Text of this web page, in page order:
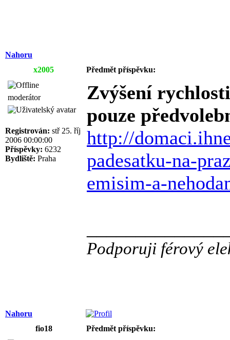
Nahoru
x2005
Předmět příspěvku:
moderátor
Registrován: stř 25. říj
2006 00:00:00
Příspěvky: 6232
Bydliště: Praha
Zvýšení
pouze
http://
padesatku-na-
emisim-a-
Podporuji férový
Nahoru
fio18
Předmět příspěvku: